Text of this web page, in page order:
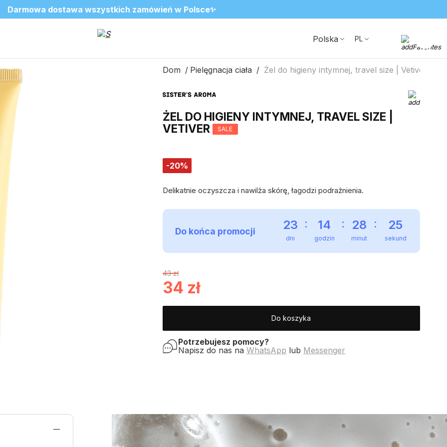
✨
2=3 na ulubione zapachy do wnętrz
SALE do -20%✨
❤️ Perfumy Sugar Porn 50 ml znów dostępne
Nowosci✨
Polska PL
Dom Pielęgnacja ciała Żel do higieny intymnej, travel size | Vetiver
ŻEL DO HIGIENY INTYMNEJ, TRAVEL SIZE |
VETIVER
SALE
-20%
Delikatnie oczyszcza i nawilża skórę, łagodzi podrażnienia.
Do końca promocji 23
dni
: 14
godzin
: 28
minut
: 24
sekundy
43 zł
34 zł
Do koszyka
Potrzebujesz pomocy?
Napisz do nas naWhatsApp lub Messenger